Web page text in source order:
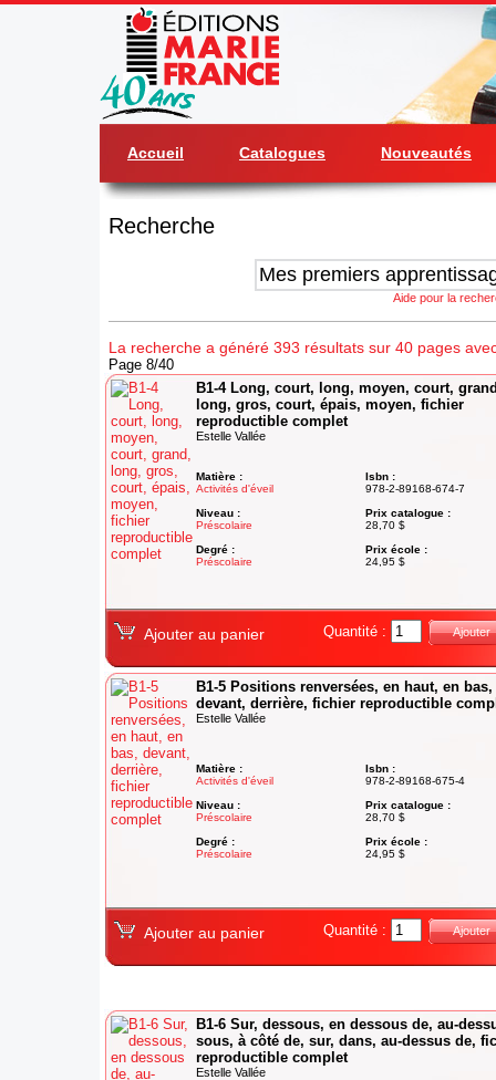
Accueil Catalogues Nouveautés
Recherche
Aide pour la
La recherche a généré 393 résultats sur 40 pages
Page 8/40
B1-4 Long, court, long, moyen, court,
long, gros, court, épais, moyen, fichier
reproductible complet
Estelle Vallée
Matière :
Activités d'éveil
Niveau :
Préscolaire
Degré :
Préscolaire
Isbn :
978-2-89168-674-7
Prix catalogue :
28,70 $
Prix école :
24,95 $
Ajouter au panier Quantité : Ajouter
B1-5 Positions renversées, en haut, en bas,
devant, derrière, fichier reproductible
Estelle Vallée
Matière :
Activités d'éveil
Niveau :
Préscolaire
Degré :
Préscolaire
Isbn :
978-2-89168-675-4
Prix catalogue :
28,70 $
Prix école :
24,95 $
Ajouter au panier Quantité : Ajouter
B1-6 Sur, dessous, en dessous de, au-
sous, à côté de, sur, dans, au-dessus de,
reproductible complet
Estelle Vallée